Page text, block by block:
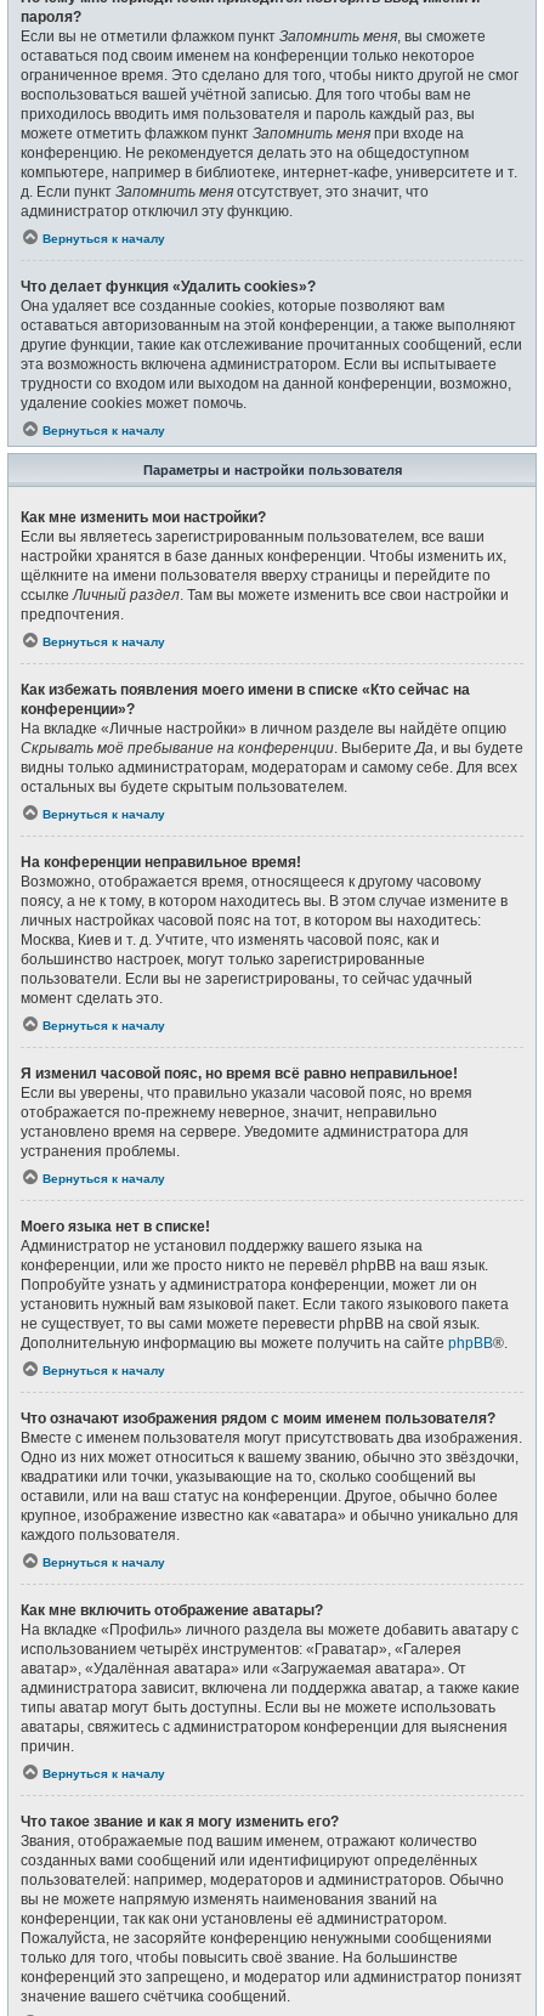
пароля?
Если вы не отметили флажком пункт Запомнить меня , вы сможете
оставаться под своим именем на конференции только некоторое
ограниченное время. Это сделано для того, чтобы никто другой не смог
воспользоваться вашей учётной записью. Для того чтобы вам не
приходилось вводить имя пользователя и пароль каждый раз, вы
можете отметить флажком пункт Запомнить меня при входе на
конференцию. Не рекомендуется делать это на общедоступном
компьютере, например в библиотеке, интернет-кафе, университете и т.
д. Если пункт Запомнить меня отсутствует, это значит, что
администратор отключил эту функцию.
Вернуться к началу
Что делает функция «Удалить cookies»?
Она удаляет все созданные cookies, которые позволяют вам
оставаться авторизованным на этой конференции, а также выполняют
другие функции, такие как отслеживание прочитанных сообщений, если
эта возможность включена администратором. Если вы испытываете
трудности со входом или выходом на данной конференции, возможно,
удаление cookies может помочь.
Вернуться к началу
Параметры и настройки пользователя
Как мне изменить мои настройки?
Если вы являетесь зарегистрированным пользователем, все ваши
настройки хранятся в базе данных конференции. Чтобы изменить их,
щёлкните на имени пользователя вверху страницы и перейдите по
ссылкеЛичный раздел. Там вы можете изменить все свои настройки и
предпочтения.
Вернуться к началу
Как избежать появления моего имени в списке «Кто сейчас на
конференции»?
На вкладке «Личные настройки» в личном разделе вы найдёте опцию
Скрывать моё пребывание на конференции. ВыберитеДа, и вы будете
видны только администраторам, модераторам и самому себе. Для всех
остальных вы будете скрытым пользователем.
Вернуться к началу
На конференции неправильное время!
Возможно, отображается время, относящееся к другому часовому
поясу, а не к тому, в котором находитесь вы. В этом случае измените в
личных настройках часовой пояс на тот, в котором вы находитесь:
Москва, Киев и т. д. Учтите, что изменять часовой пояс, как и
большинство настроек, могут только зарегистрированные
пользователи. Если вы не зарегистрированы, то сейчас удачный
момент сделать это.
Вернуться к началу
Я изменил часовой пояс, но время всё равно неправильное!
Если вы уверены, что правильно указали часовой пояс, но время
отображается по-прежнему неверное, значит, неправильно
установлено время на сервере. Уведомите администратора для
устранения проблемы.
Вернуться к началу
Моего языка нет в списке!
Администратор не установил поддержку вашего языка на
конференции, или же просто никто не перевёл phpBB на ваш язык.
Попробуйте узнать у администратора конференции, может ли он
установить нужный вам языковой пакет. Если такого языкового пакета
не существует, то вы сами можете перевести phpBB на свой язык.
Дополнительную информацию вы можете получить на сайте phpBB®.
Вернуться к началу
Что означают изображения рядом с моим именем пользователя?
Вместе с именем пользователя могут присутствовать два изображения.
Одно из них может относиться к вашему званию, обычно это звёздочки,
квадратики или точки, указывающие на то, сколько сообщений вы
оставили, или на ваш статус на конференции. Другое, обычно более
крупное, изображение известно как «аватара» и обычно уникально для
каждого пользователя.
Вернуться к началу
Как мне включить отображение аватары?
На вкладке «Профиль» личного раздела вы можете добавить аватару с
использованием четырёх инструментов: «Граватар», «Галерея
аватар», «Удалённая аватара» или «Загружаемая аватара». От
администратора зависит, включена ли поддержка аватар, а также какие
типы аватар могут быть доступны. Если вы не можете использовать
аватары, свяжитесь с администратором конференции для выяснения
причин.
Вернуться к началу
Что такое звание и как я могу изменить его?
Звания, отображаемые под вашим именем, отражают количество
созданных вами сообщений или идентифицируют определённых
пользователей: например, модераторов и администраторов. Обычно
вы не можете напрямую изменять наименования званий на
конференции, так как они установлены её администратором.
Пожалуйста, не засоряйте конференцию ненужными сообщениями
только для того, чтобы повысить своё звание. На большинстве
конференций это запрещено, и модератор или администратор понизят
значение вашего счётчика сообщений.